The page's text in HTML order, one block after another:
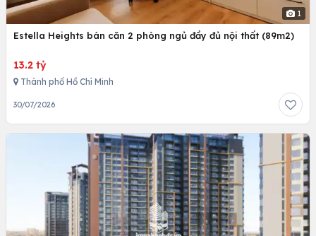
1
Estella Heights bán căn 2 phòng ngủ đầy đủ nội thất (89m2)
13.2 tỷ
Thành phố Hồ Chí Minh
30/07/2026